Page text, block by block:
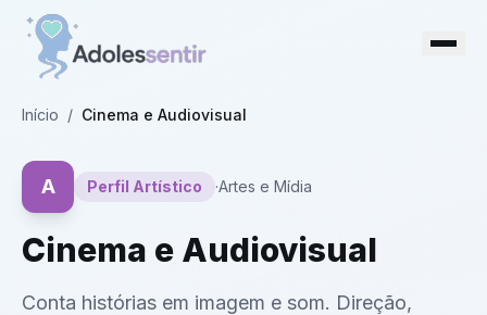
Início / Cinema e Audiovisual
A Perfil Artístico ·Artes e Mídia
Cinema e Audiovisual
Conta histórias em imagem e som. Direção,